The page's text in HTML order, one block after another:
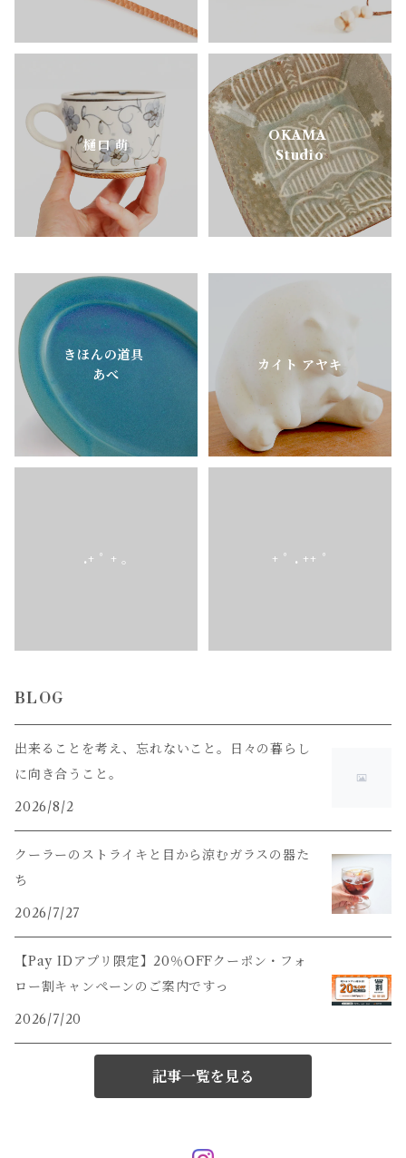
樋口 萌
OKAMA
Studio
きほんの道具
あべ
カイト アヤキ
.+ ﾟ + ｡ + ﾟ . ++ ﾟ
BLOG
出来ることを考え、忘れないこと。日々の暮らし
に向き合うこと。
2026/8/2
クーラーのストライキと目から涼むガラスの器た
ち
2026/7/27
【Pay IDアプリ限定】20％OFFクーポン・フォ
ロー割キャンペーンのご案内ですっ
2026/7/20
記事一覧を見る